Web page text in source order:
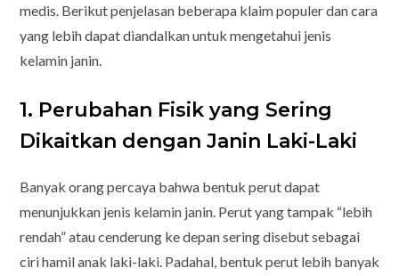
medis. Berikut penjelasan beberapa klaim populer dan cara
yang lebih dapat diandalkan untuk mengetahui jenis
kelamin janin.
1. Perubahan Fisik yang Sering
Dikaitkan dengan Janin Laki-Laki
Banyak orang percaya bahwa bentuk perut dapat
menunjukkan jenis kelamin janin. Perut yang tampak “lebih
rendah” atau cenderung ke depan sering disebut sebagai
ciri hamil anak laki-laki. Padahal, bentuk perut lebih banyak